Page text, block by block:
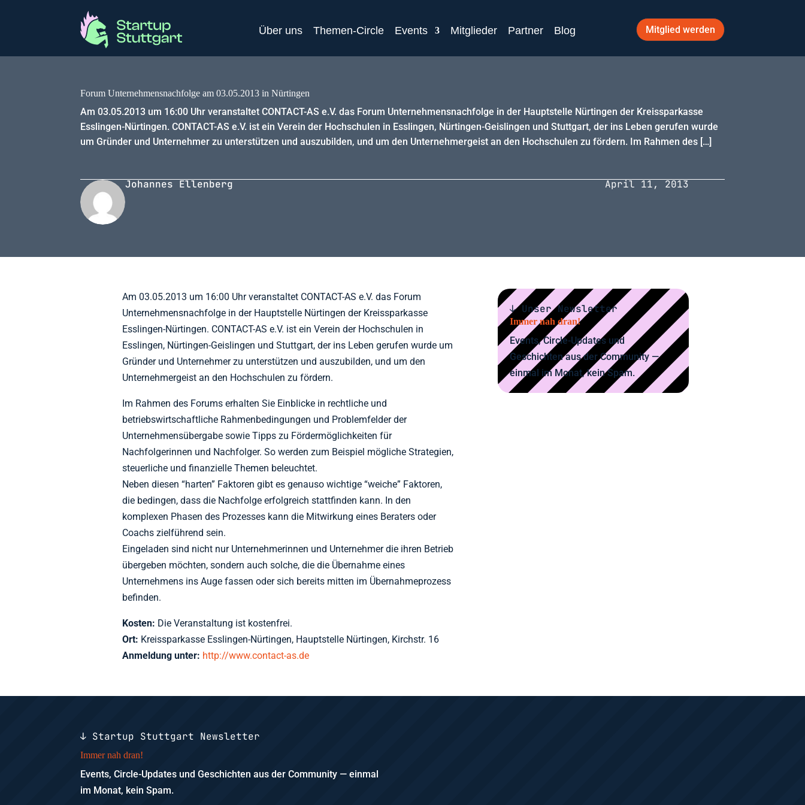
Über uns Themen-Circle Events Mitglieder Partner Blog Mitglied werden
Forum Unternehmensnachfolge am 03.05.2013 in Nürtingen
Am 03.05.2013 um 16:00 Uhr veranstaltet CONTACT-AS e.V. das Forum Unternehmensnachfolge in der Hauptstelle Nürtingen der Kreissparkasse
Esslingen-Nürtingen. CONTACT-AS e.V. ist ein Verein der Hochschulen in Esslingen, Nürtingen-Geislingen und Stuttgart, der ins Leben gerufen wurde
um Gründer und Unternehmer zu unterstützen und auszubilden, und um den Unternehmergeist an den Hochschulen zu fördern. Im Rahmen des […]
Johannes Ellenberg April 11, 2013
Am 03.05.2013 um 16:00 Uhr veranstaltet CONTACT-AS e.V. das Forum
Unternehmensnachfolge in der Hauptstelle Nürtingen der Kreissparkasse
Esslingen-Nürtingen. CONTACT-AS e.V. ist ein Verein der Hochschulen in
Esslingen, Nürtingen-Geislingen und Stuttgart, der ins Leben gerufen wurde um
Gründer und Unternehmer zu unterstützen und auszubilden, und um den
Unternehmergeist an den Hochschulen zu fördern.
Im Rahmen des Forums erhalten Sie Einblicke in rechtliche und
betriebswirtschaftliche Rahmenbedingungen und Problemfelder der
Unternehmensübergabe sowie Tipps zu Fördermöglichkeiten für
Nachfolgerinnen und Nachfolger. So werden zum Beispiel mögliche Strategien,
steuerliche und finanzielle Themen beleuchtet.
Neben diesen “harten” Faktoren gibt es genauso wichtige “weiche” Faktoren,
die bedingen, dass die Nachfolge erfolgreich stattfinden kann. In den
komplexen Phasen des Prozesses kann die Mitwirkung eines Beraters oder
Coachs zielführend sein.
Eingeladen sind nicht nur Unternehmerinnen und Unternehmer die ihren Betrieb
übergeben möchten, sondern auch solche, die die Übernahme eines
Unternehmens ins Auge fassen oder sich bereits mitten im Übernahmeprozess
befinden.
Kosten: Die Veranstaltung ist kostenfrei.
Ort: Kreissparkasse Esslingen-Nürtingen, Hauptstelle Nürtingen, Kirchstr. 16
Anmeldung unter: http://www.contact-as.de
↓ Unser Newsletter
Immer nah dran!
Events, Circle-Updates und
Geschichten aus der Community —
einmal im Monat, kein Spam.
↓ Startup Stuttgart Newsletter
Immer nah dran!
Events, Circle-Updates und Geschichten aus der Community — einmal
im Monat, kein Spam.